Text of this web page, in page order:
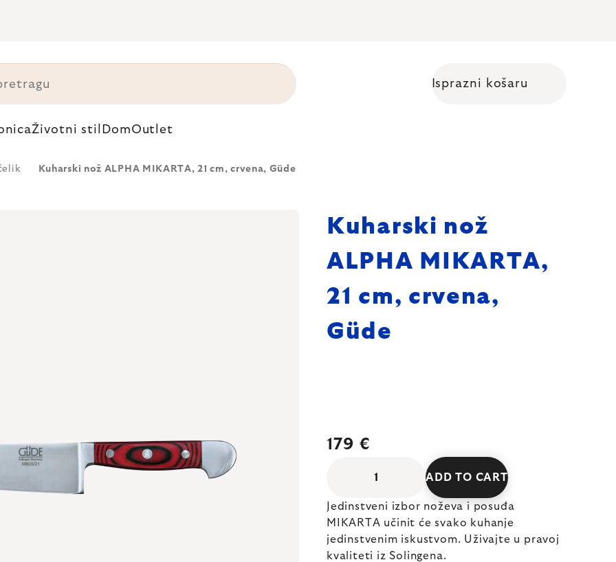
Isprazni košaru
Životni stil DomOutlet
Kuharski nož ALPHA MIKARTA, 21 cm, crvena, Güde
Kuharski nož
ALPHA MIKARTA,
21 cm, crvena,
Güde
179 €
ADD TO CART
Jedinstveni izbor noževa i posuđa
MIKARTA učinit će svako kuhanje
jedinstvenim iskustvom. Uživajte u pravoj
kvaliteti iz Solingena.